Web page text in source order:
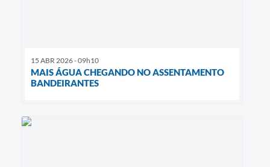
15 ABR 2026 - 09h10
MAIS ÁGUA CHEGANDO NO ASSENTAMENTO
BANDEIRANTES